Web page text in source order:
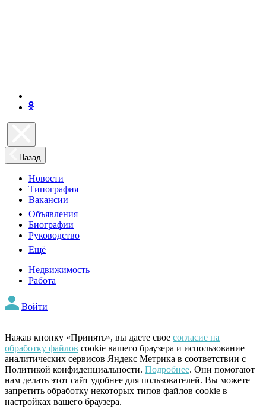
Назад
Новости
Типография
Вакансии
Объявления
Биографии
Руководство
Ещё
Недвижимость
Работа
Войти
Нажав кнопку «Принять», вы даете свое согласие на
обработку файлов cookie вашего браузера и использование
аналитических сервисов Яндекс Метрика в соответствии с
Политикой конфиденциальности. Подробнее. Они помогают
нам делать этот сайт удобнее для пользователей. Вы можете
запретить обработку некоторых типов файлов cookie в
настройках вашего браузера.